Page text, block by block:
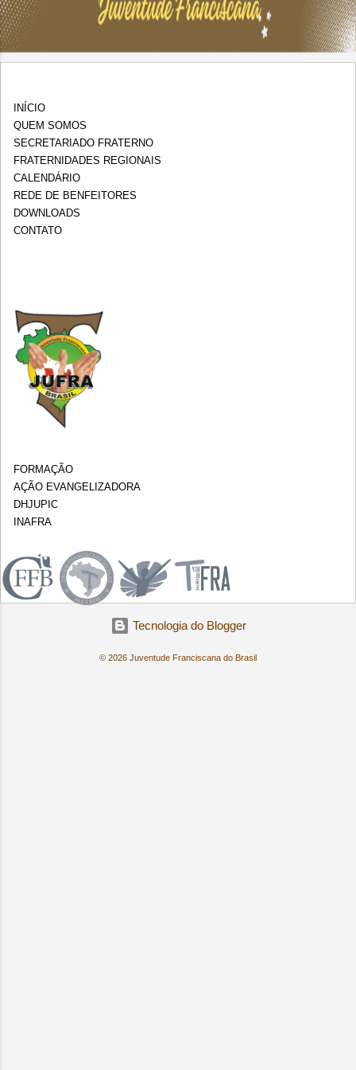
INÍCIO
QUEM SOMOS
SECRETARIADO FRATERNO
FRATERNIDADES REGIONAIS
CALENDÁRIO
REDE DE BENFEITORES
DOWNLOADS
CONTATO
FORMAÇÃO
AÇÃO EVANGELIZADORA
DHJUPIC
INAFRA
Tecnologia do Blogger
© 2026 Juventude Franciscana do Brasil